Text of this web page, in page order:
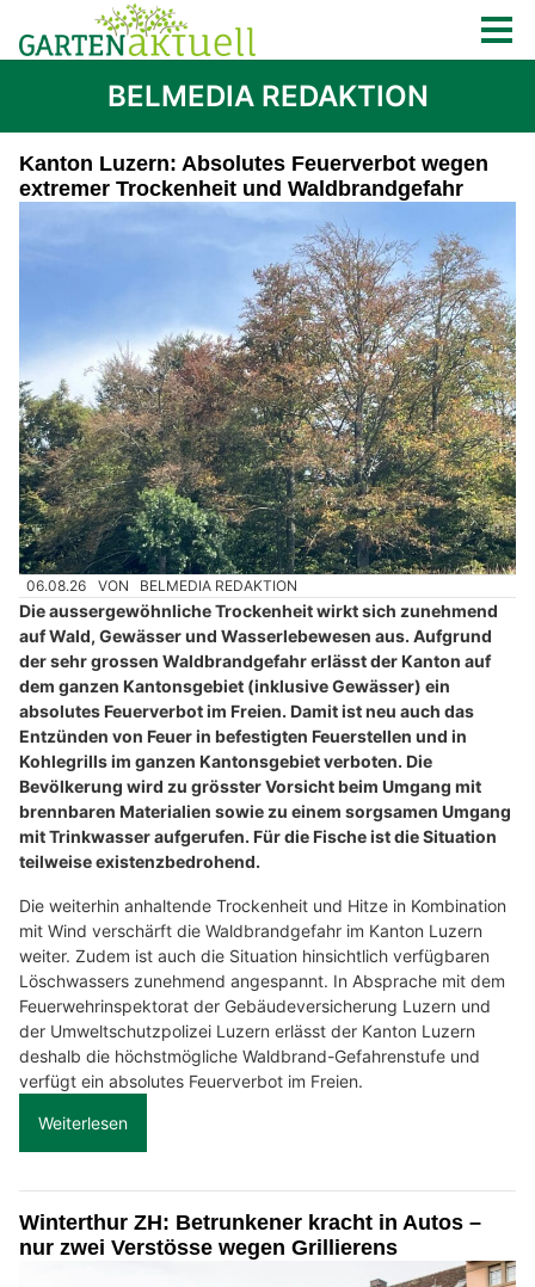
BELMEDIA REDAKTION
Kanton Luzern: Absolutes Feuerverbot wegen
extremer Trockenheit und Waldbrandgefahr
06.08.26 VON BELMEDIA REDAKTION
Die aussergewöhnliche Trockenheit wirkt sich zunehmend
auf Wald, Gewässer und Wasserlebewesen aus. Aufgrund
der sehr grossen Waldbrandgefahr erlässt der Kanton auf
dem ganzen Kantonsgebiet (inklusive Gewässer) ein
absolutes Feuerverbot im Freien. Damit ist neu auch das
Entzünden von Feuer in befestigten Feuerstellen und in
Kohlegrills im ganzen Kantonsgebiet verboten. Die
Bevölkerung wird zu grösster Vorsicht beim Umgang mit
brennbaren Materialien sowie zu einem sorgsamen Umgang
mit Trinkwasser aufgerufen. Für die Fische ist die Situation
teilweise existenzbedrohend.
Die weiterhin anhaltende Trockenheit und Hitze in Kombination
mit Wind verschärft die Waldbrandgefahr im Kanton Luzern
weiter. Zudem ist auch die Situation hinsichtlich verfügbaren
Löschwassers zunehmend angespannt. In Absprache mit dem
Feuerwehrinspektorat der Gebäudeversicherung Luzern und
der Umweltschutzpolizei Luzern erlässt der Kanton Luzern
deshalb die höchstmögliche Waldbrand-Gefahrenstufe und
verfügt ein absolutes Feuerverbot im Freien.
Weiterlesen
Winterthur ZH: Betrunkener kracht in Autos –
nur zwei Verstösse wegen Grillierens